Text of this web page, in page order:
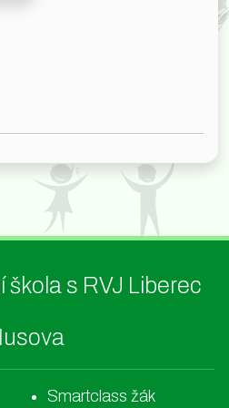
škola s RVJ Liberec
Smartclass žák